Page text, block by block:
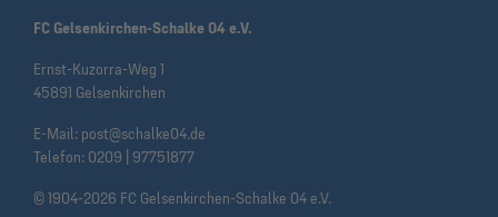
FC Gelsenkirchen-Schalke 04 e.V.
Ernst-Kuzorra-Weg 1
45891 Gelsenkirchen
E-Mail: post@schalke04.de
Telefon: 0209 | 97751877
© 1904-2026 FC Gelsenkirchen-Schalke 04 e.V.